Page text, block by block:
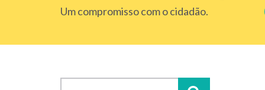
Um compromisso com o cidadão.